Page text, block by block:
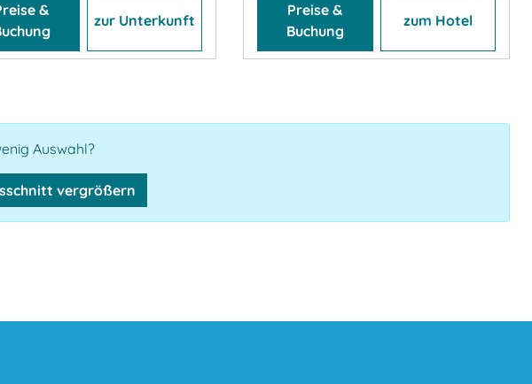
&
zur Unterkunft
Preise &
Buchung
zum Hotel
Auswahl?
vergrößern